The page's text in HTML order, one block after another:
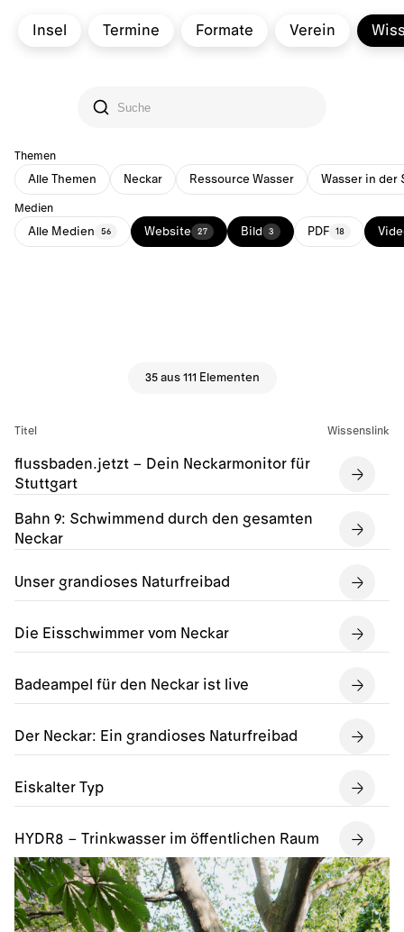
Insel Termine Formate Verein
Themen
Alle Themen Neckar Ressource Wasser Wasser in der
Medien
Alle Medien 56 Website 27 Bild 3 PDF 18
35 aus 111 Elementen
Titel Wissenslink
flussbaden.jetzt – Dein Neckarmonitor für
Stuttgart
Bahn 9: Schwimmend durch den gesamten
Neckar
Unser grandioses Naturfreibad
Die Eisschwimmer vom Neckar
Badeampel für den Neckar ist live
Der Neckar: Ein grandioses Naturfreibad
Eiskalter Typ
HYDR8 – Trinkwasser im öffentlichen Raum